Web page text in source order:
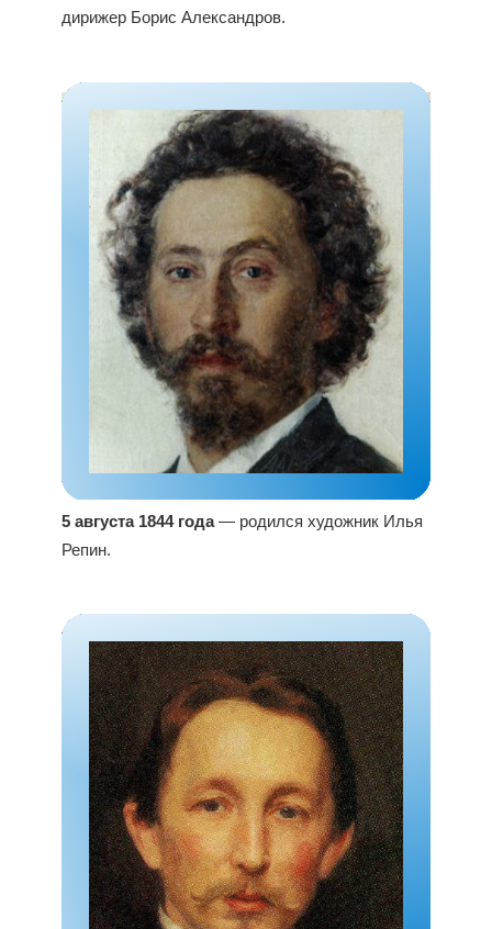
дирижер Борис Александров.
5 августа 1844 года— родился художник Илья
Репин.